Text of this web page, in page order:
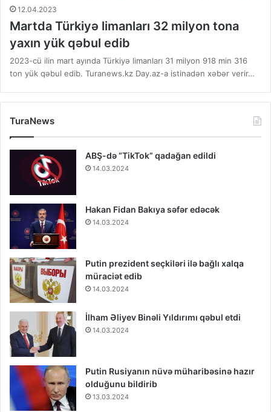
12.04.2023
Martda Türkiyə limanları 32 milyon tona
yaxın yük qəbul edib
2023-cü ilin mart ayında Türkiyə limanları 31 milyon 918 min 316
ton yük qəbul edib. Turanews.kz Day.az-a istinadən xəbər verir…
TuraNews
ABŞ-də “TikTok” qadağan edildi
14.03.2024
Hakan Fidan Bakıya səfər edəcək
14.03.2024
Putin prezident seçkiləri ilə bağlı xalqa
müraciət edib
14.03.2024
İlham Əliyev Binəli Yıldırımı qəbul etdi
14.03.2024
Putin Rusiyanın nüvə müharibəsinə hazır
olduğunu bildirib
13.03.2024